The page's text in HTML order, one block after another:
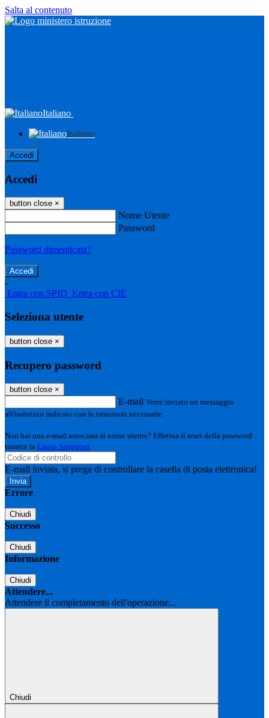
Salta al contenuto
Italiano
Italiano
Accedi
Accedi
button close ×
Nome Utente
Password
Password dimenticata?
-
Entra con SPID Entra con CIE
Seleziona utente
button close ×
Recupero password
button close ×
E-mail Verrà inviato un messaggio
all'indirizzo indicato con le istruzioni necessarie.
Non hai una e-mail associata al nome utente? Effettua il reset della password
tramite la Login Spaggiari
E-mail inviata, si prega di controllare la casella di posta elettronica!
Errore
Chiudi
Successo
Chiudi
Informazione
Chiudi
Attendere...
Attendere il completamento dell'operazione...
Chiudi